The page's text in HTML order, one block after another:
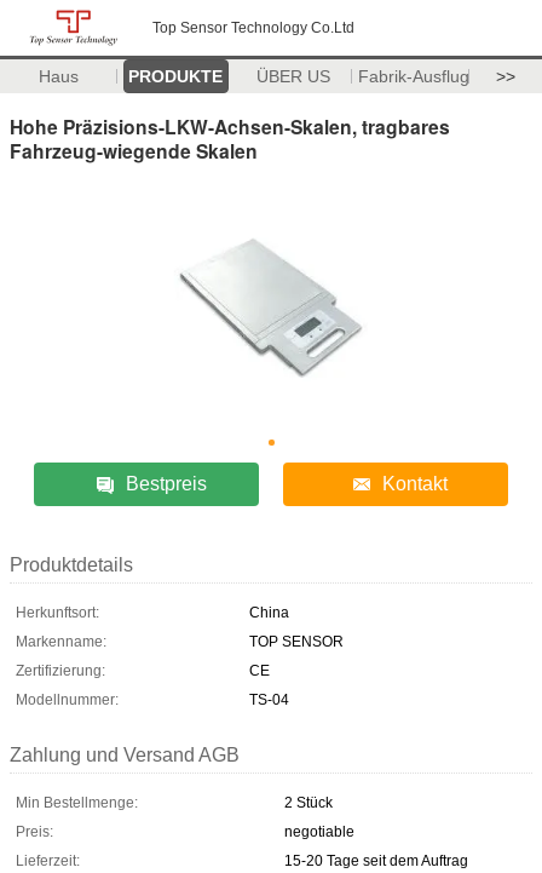
Top Sensor Technology Co.Ltd
Haus PRODUKTE ÜBER US Fabrik-Ausflug >>
Hohe Präzisions-LKW-Achsen-Skalen, tragbares
Fahrzeug-wiegende Skalen
Bestpreis Kontakt
Produktdetails
Herkunftsort:
China
Markenname:
TOP SENSOR
Zertifizierung:
CE
Modellnummer:
TS-04
Zahlung und Versand AGB
Min Bestellmenge:
2 Stück
Preis:
negotiable
Lieferzeit:
15-20 Tage seit dem Auftrag